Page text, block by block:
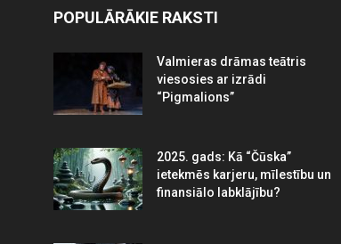
POPULĀRĀKIE RAKSTI
Valmieras drāmas teātris
viesosies ar izrādi
“Pigmalions”
2025. gads: Kā “Čūska”
ietekmēs karjeru, mīlestību un
finansiālo labklājību?